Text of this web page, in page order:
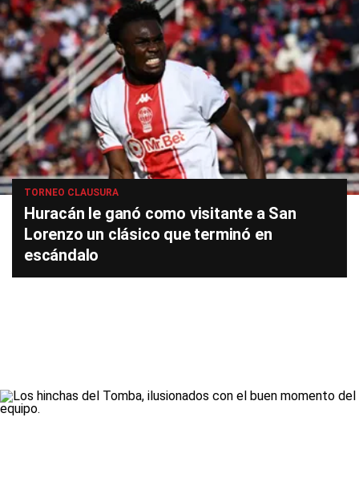
TORNEO CLAUSURA
Huracán le ganó como visitante a San
Lorenzo un clásico que terminó en
escándalo